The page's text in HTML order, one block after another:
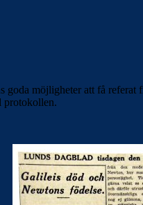
möjligheter att få
protokollen.